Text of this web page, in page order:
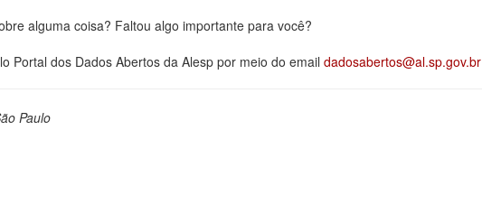
alguma coisa? Faltou algo importante para você?
Portal dos Dados Abertos da Alesp por meio do email dadosabertos@al.sp.gov.br
Paulo